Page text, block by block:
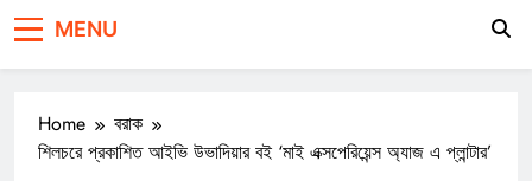
MENU
Home
বরাক
শিলচরে প্রকাশিত আইভি উভাদিয়ার বই ‘মাই এক্সপেরিয়েন্স অ্যাজ এ প্লান্টার’